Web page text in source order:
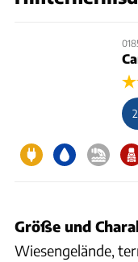
Größe und
Wiesengelände,